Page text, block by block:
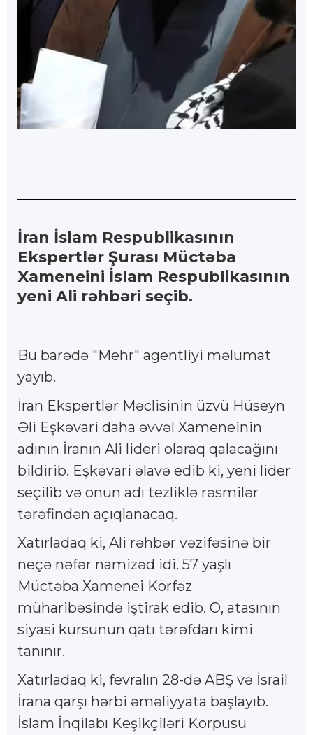
İran İslam Respublikasının
Ekspertlər Şurası Müctəba
Xameneini İslam Respublikasının
yeni Ali rəhbəri seçib.
Bu barədə "Mehr" agentliyi məlumat
yayıb.
İran Ekspertlər Məclisinin üzvü Hüseyn
Əli Eşkəvari daha əvvəl Xameneinin
adının İranın Ali lideri olaraq qalacağını
bildirib. Eşkəvari əlavə edib ki, yeni lider
seçilib və onun adı tezliklə rəsmilər
tərəfindən açıqlanacaq.
Xatırladaq ki, Ali rəhbər vəzifəsinə bir
neçə nəfər namizəd idi. 57 yaşlı
Müctəba Xamenei Körfəz
müharibəsində iştirak edib. O, atasının
siyasi kursunun qatı tərəfdarı kimi
tanınır.
Xatırladaq ki, fevralın 28-də ABŞ və İsrail
İrana qarşı hərbi əməliyyata başlayıb.
İslam İnqilabı Keşikçiləri Korpusu